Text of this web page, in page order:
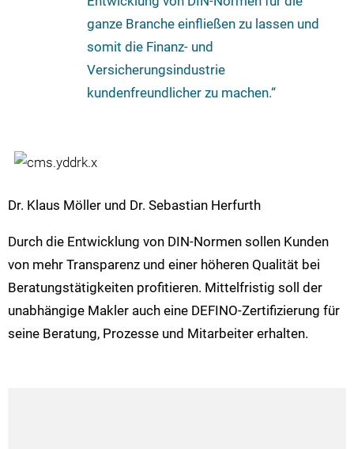
ganze Branche einfließen zu lassen und
somit die Finanz- und
Versicherungsindustrie
kundenfreundlicher zu machen.“
Dr. Klaus Möller und Dr. Sebastian Herfurth
Durch die Entwicklung von DIN-Normen sollen Kunden
von mehr Transparenz und einer höheren Qualität bei
Beratungstätigkeiten profitieren. Mittelfristig soll der
unabhängige Makler auch eine DEFINO-Zertifizierung für
seine Beratung, Prozesse und Mitarbeiter erhalten.